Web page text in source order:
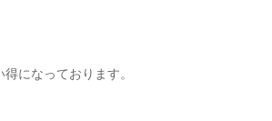
になっております。